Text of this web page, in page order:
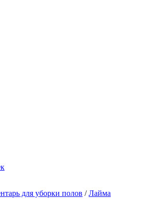
для уборки полов /Лайма